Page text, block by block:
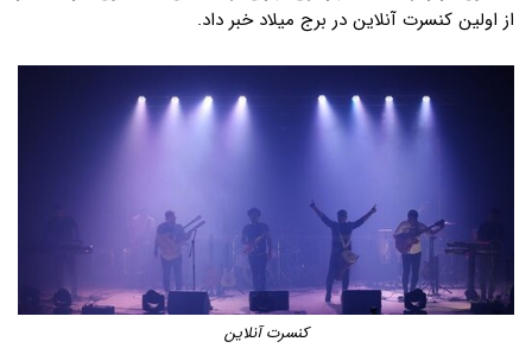
از اولین کنسرت آنلاین در برج میلاد خبر داد.
کنسرت آنلاین